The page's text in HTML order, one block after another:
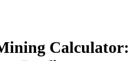
Calculator: